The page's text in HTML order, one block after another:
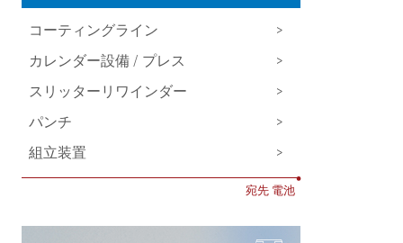
コーティングライン
>
カレンダー設備 / プレス
>
スリッターリワインダー
>
パンチ
>
組立装置
>
•
宛先 電池